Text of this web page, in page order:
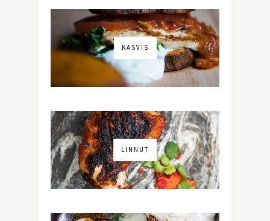
KASVIS
LINNUT